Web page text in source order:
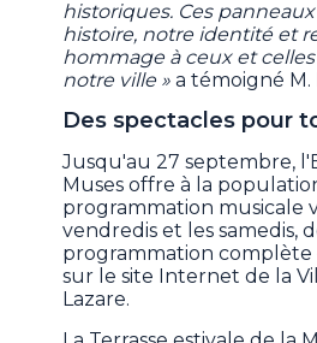
historiques. Ces
histoire, notre identité et
hommage à ceux et
notre ville » a témoigné M.
Des spectacles pour
Jusqu'au 27 septembre,
Muses offre à la
programmation musicale
vendredis et les samedis,
programmation complète
sur le site Internet de la
Lazare.